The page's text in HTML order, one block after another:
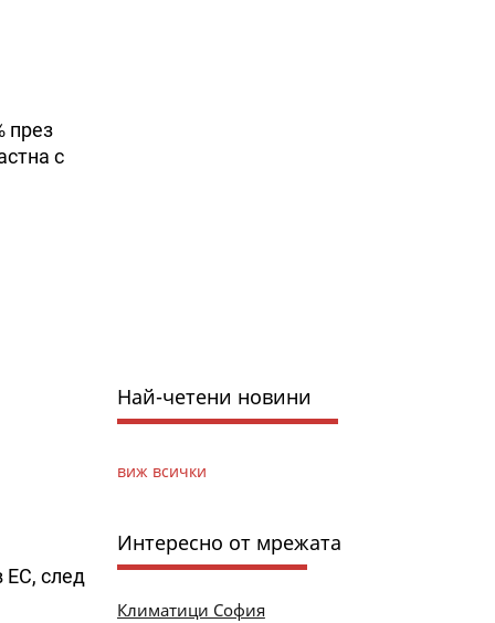
през
с
ЕС, след
Най-четени новини
виж всички
Интересно от мрежата
Климатици София